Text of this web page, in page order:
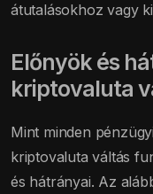
átutalásokhoz vagy
Előnyök és
kriptovaluta
Mint minden
kriptovaluta váltás
és hátrányai. Az